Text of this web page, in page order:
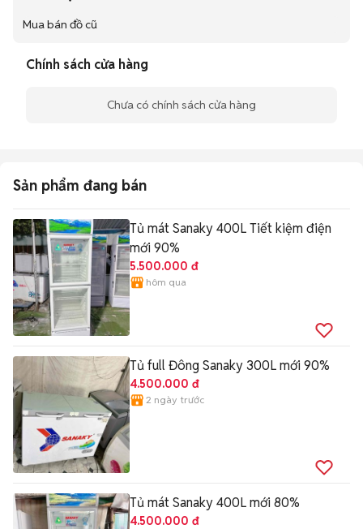
Mua bán đồ cũ
Chính sách cửa hàng
Chưa có chính sách cửa hàng
Sản phẩm đang bán
Tủ mát Sanaky 400L Tiết kiệm điện
mới 90%
5.500.000 đ
hôm qua
Tủ full Đông Sanaky 300L mới 90%
4.500.000 đ
2 ngày trước
Tủ mát Sanaky 400L mới 80%
4.500.000 đ